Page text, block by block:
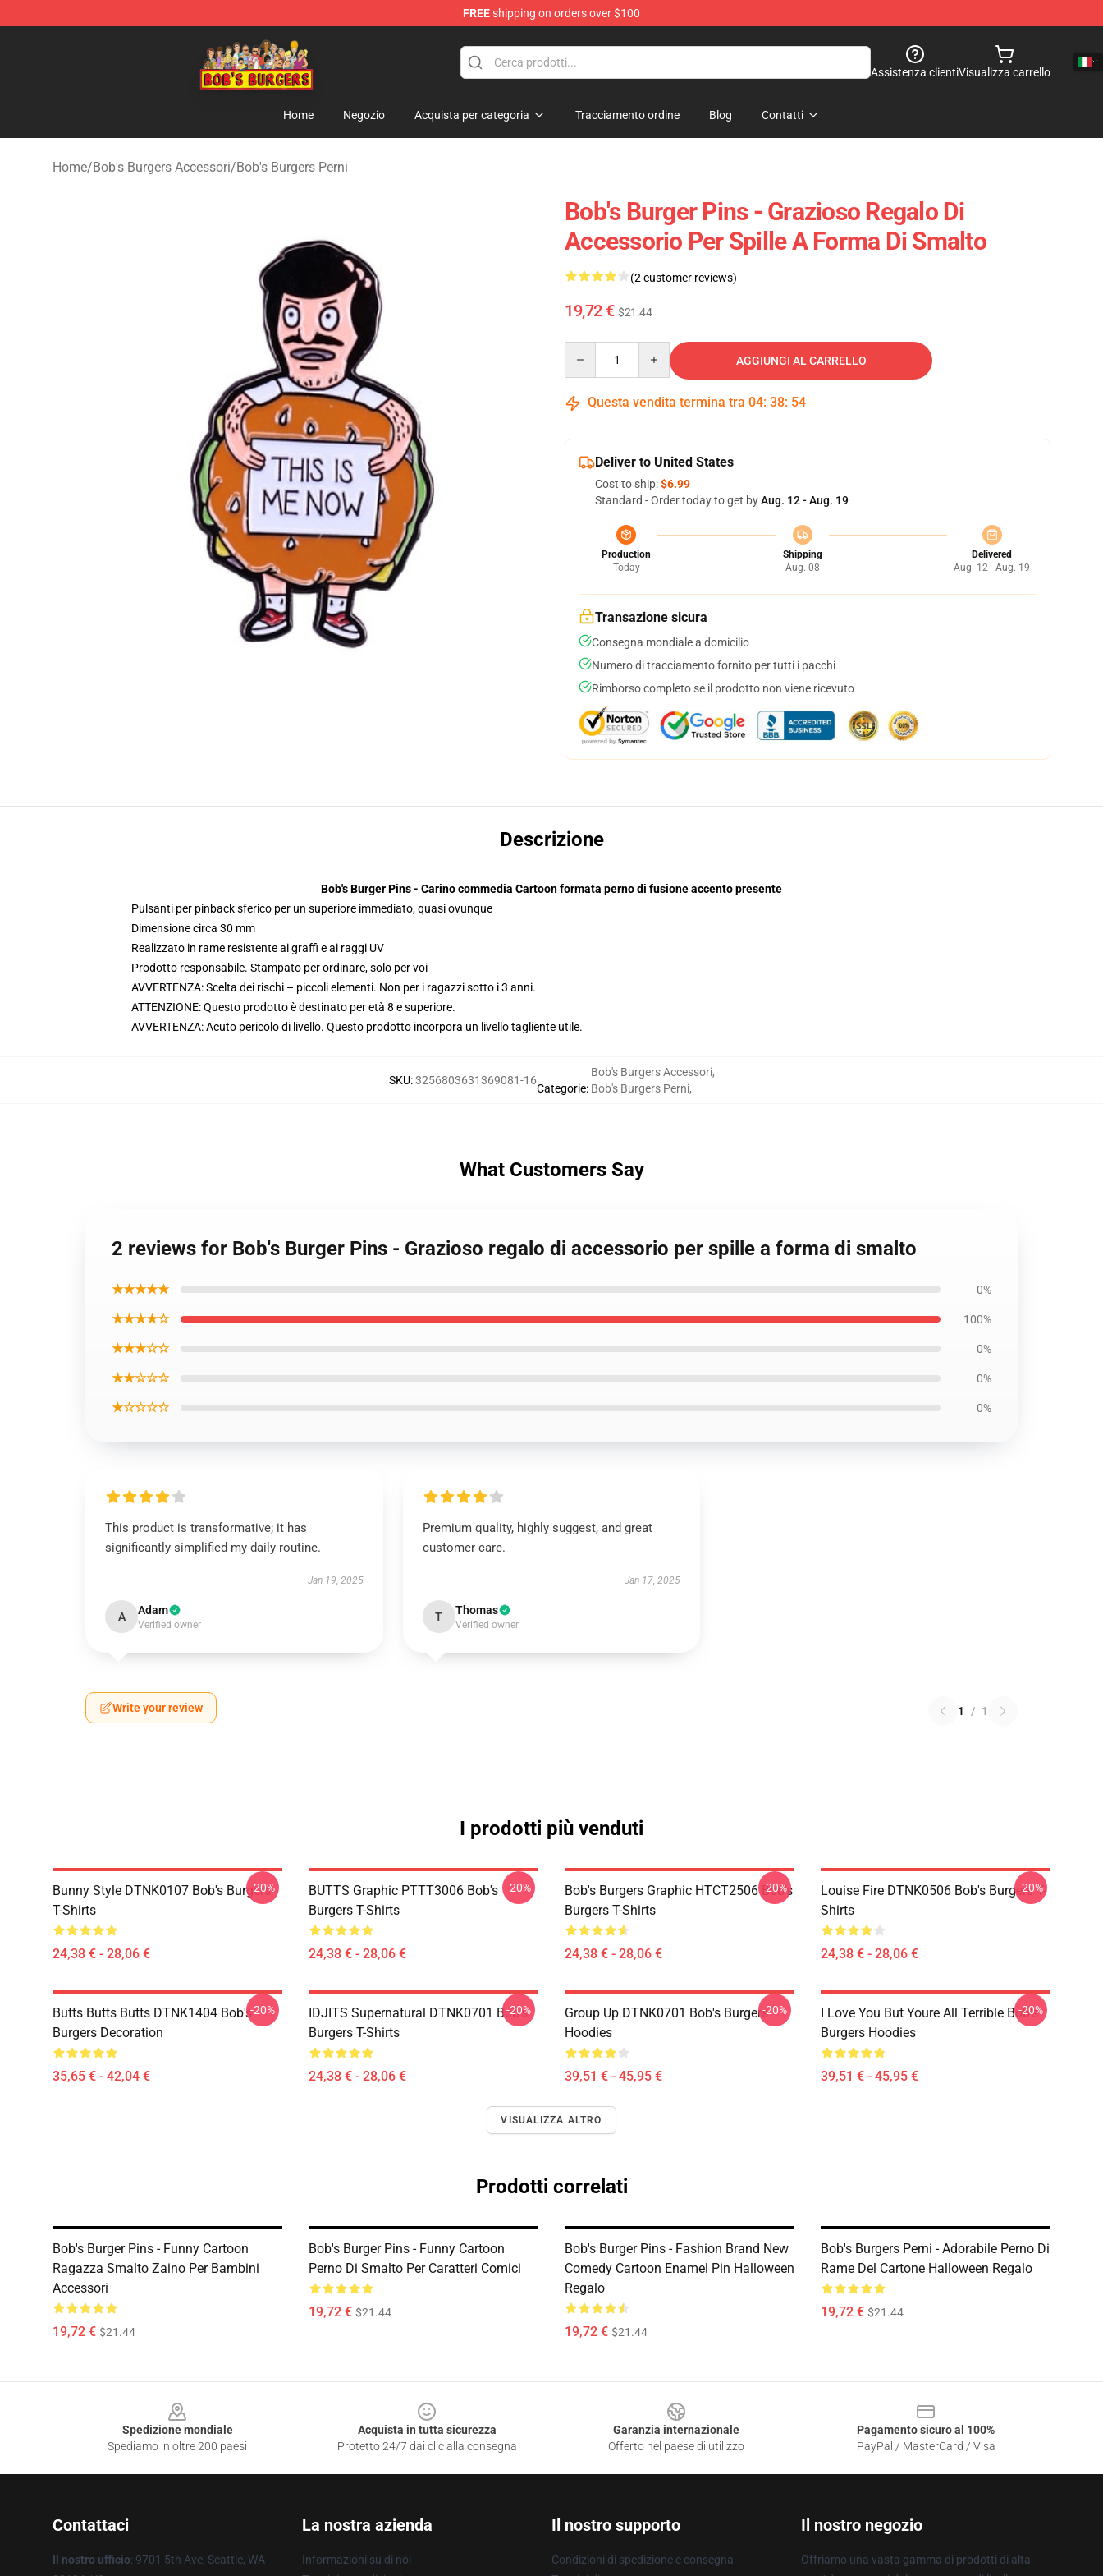
FREEshipping on orders over $100
Bob's Burgers Store - Official Bob's Burgers Merchandise Shop
Assistenza clientiVisualizza carrello
Home Negozio Acquista per categoria Tracciamento ordine Blog Contatti
Home/Bob's Burgers Accessori/Bob's Burgers Perni
Bob's Burger Pins - Grazioso Regalo Di
Accessorio Per Spille A Forma Di Smalto
(2 customer reviews)
19,72 € $21.44
AGGIUNGI AL CARRELLO
Questa vendita termina tra 04: 38: 54
Deliver to United States
Cost to ship:$6.99
Standard - Order today to get byAug. 12 - Aug. 19
Production
Today
Shipping
Aug. 08
Delivered
Aug. 12 - Aug. 19
Transazione sicura
Consegna mondiale a domicilio
Numero di tracciamento fornito per tutti i pacchi
Rimborso completo se il prodotto non viene ricevuto
Descrizione
Bob's Burger Pins - Carino commedia Cartoon formata perno di fusione accento presente
Pulsanti per pinback sferico per un superiore immediato, quasi ovunque
Dimensione circa 30 mm
Realizzato in rame resistente ai graffi e ai raggi UV
Prodotto responsabile. Stampato per ordinare, solo per voi
AVVERTENZA: Scelta dei rischi – piccoli elementi. Non per i ragazzi sotto i 3 anni.
ATTENZIONE: Questo prodotto è destinato per età 8 e superiore.
AVVERTENZA: Acuto pericolo di livello. Questo prodotto incorpora un livello tagliente utile.
SKU:3256803631369081-16
Categorie:
Bob's Burgers Accessori,
Bob's Burgers Perni,
What Customers Say
2 reviews for Bob's Burger Pins - Grazioso regalo di accessorio per spille a forma di smalto
★★★★★ 0%
★★★★☆ 100%
★★★☆☆ 0%
★★☆☆☆ 0%
★☆☆☆☆ 0%
This product is transformative; it has
significantly simplified my daily routine.
Jan 19, 2025
A Adam
Verified owner
Premium quality, highly suggest, and great
customer care.
Jan 17, 2025
T Thomas
Verified owner
Write your review 1 / 1
I prodotti più venduti
Bunny Style DTNK0107 Bob's Burgers
T-Shirts
24,38 € - 28,06 €
-20%
BUTTS Graphic PTTT3006 Bob's
Burgers T-Shirts
24,38 € - 28,06 €
-20%
Bob's Burgers Graphic HTCT2506 Bob's
Burgers T-Shirts
24,38 € - 28,06 €
-20%
Louise Fire DTNK0506 Bob's Burgers T-
Shirts
24,38 € - 28,06 €
-20%
Butts Butts Butts DTNK1404 Bob's
Burgers Decoration
35,65 € - 42,04 €
-20%
IDJITS Supernatural DTNK0701 Bob's
Burgers T-Shirts
24,38 € - 28,06 €
-20%
Group Up DTNK0701 Bob's Burgers
Hoodies
39,51 € - 45,95 €
-20%
I Love You But Youre All Terrible Bob's
Burgers Hoodies
39,51 € - 45,95 €
-20%
VISUALIZZA ALTRO
Prodotti correlati
Bob's Burger Pins - Funny Cartoon
Ragazza Smalto Zaino Per Bambini
Accessori
19,72 € $21.44
Bob's Burger Pins - Funny Cartoon
Perno Di Smalto Per Caratteri Comici
19,72 € $21.44
Bob's Burger Pins - Fashion Brand New
Comedy Cartoon Enamel Pin Halloween
Regalo
19,72 € $21.44
Bob's Burgers Perni - Adorabile Perno Di
Rame Del Cartone Halloween Regalo
19,72 € $21.44
Spedizione mondiale
Spediamo in oltre 200 paesi
Acquista in tutta sicurezza
Protetto 24/7 dai clic alla consegna
Garanzia internazionale
Offerto nel paese di utilizzo
Pagamento sicuro al 100%
PayPal / MasterCard / Visa
Contattaci
Il nostro ufficio: 9701 5th Ave, Seattle, WA
La nostra azienda
Informazioni su di noi
Il nostro supporto
Condizioni di spedizione e consegna
Il nostro negozio
Offriamo una vasta gamma di prodotti di alta